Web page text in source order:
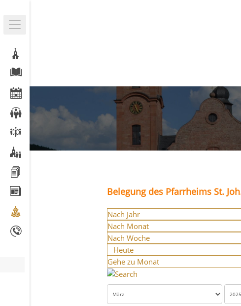
Belegung des Pfarrheims St.
Nach Jahr
Nach Monat
Nach Woche
Heute
Gehe zu Monat